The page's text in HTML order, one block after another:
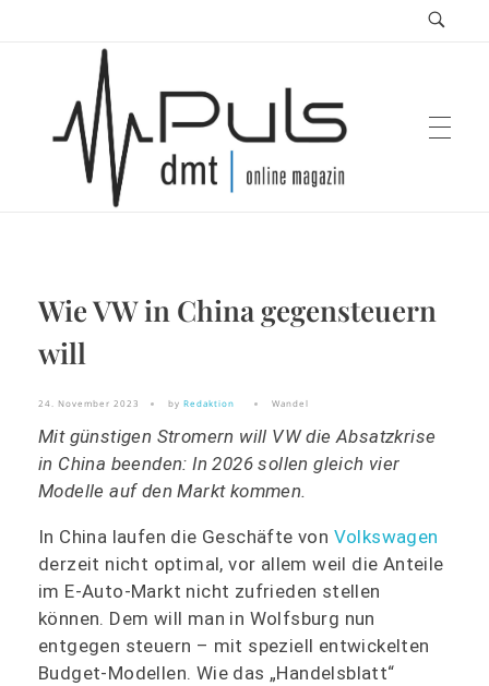
Puls Magazin
Zukunft der Mobilität
Wie VW in China gegensteuern
will
24. November 2023 by Redaktion Wandel
Mit günstigen Stromern will VW die Absatzkrise
in China beenden: In 2026 sollen gleich vier
Modelle auf den Markt kommen.
In China laufen die Geschäfte von Volkswagen
derzeit nicht optimal, vor allem weil die Anteile
im E-Auto-Markt nicht zufrieden stellen
können. Dem will man in Wolfsburg nun
entgegen steuern – mit speziell entwickelten
Budget-Modellen. Wie das „Handelsblatt“